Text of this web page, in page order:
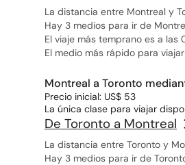
La distancia entre Montreal y
Hay 3 medios para ir de
El viaje más temprano es a
El medio más rápido para
Montreal a Toronto
Precio inicial: US$ 53
La única clase para viajar
De Toronto a Montreal
La distancia entre Toronto y
Hay 3 medios para ir de